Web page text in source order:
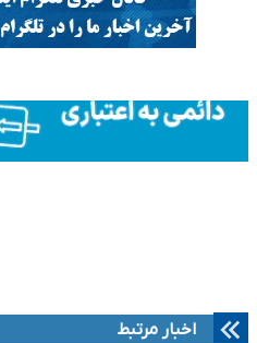
اخبار مرتبط